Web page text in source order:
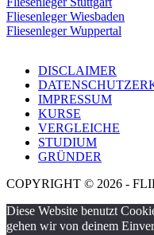
Fliesenleger Wiesbaden
Fliesenleger Wuppertal
DISCLAIMER
IMPRESSUM
KURSE
VERGLEICHE
STUDIUM
GRÜNDER
COPYRIGHT © 2026 -
Diese Website benutzt
gehen wir von deinem